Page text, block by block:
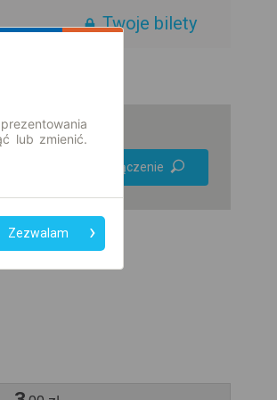
Twoje bilety
Znajdź połączenie
lub zmienić.
Zezwalam